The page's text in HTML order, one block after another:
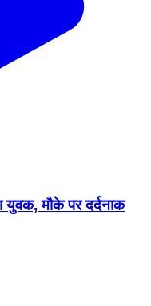
मौके पर दर्दनाक